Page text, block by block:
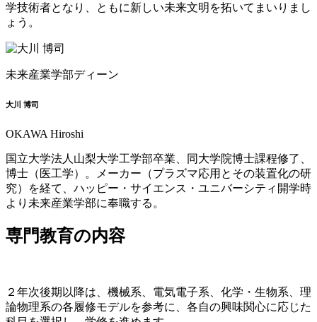
学技術者となり、ともに新しい未来文明を拓いてまいりまし
ょう。
未来産業学部ディーン
大川 博司
OKAWA Hiroshi
国立大学法人山梨大学工学部卒業、同大学院博士課程修了、
博士（医工学）。メーカー（プラズマ応用とその装置化の研
究）を経て、ハッピー・サイエンス・ユニバーシティ開学時
より未来産業学部に奉職する。
専門教育の内容
２年次後期以降は、機械系、電気電子系、化学・生物系、理
論物理系の各履修モデルを参考に、各自の興味関心に応じた